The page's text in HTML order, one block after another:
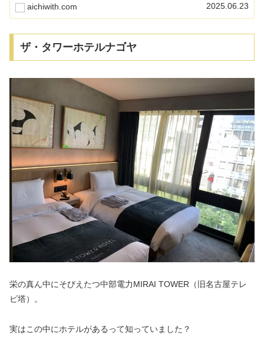
aichiwith.com 2025.06.23
ザ・タワーホテルナゴヤ
栄の真ん中にそびえたつ中部電力MIRAI TOWER（旧名古屋テレ
ビ塔）。
実はこの中にホテルがあるって知っていました？